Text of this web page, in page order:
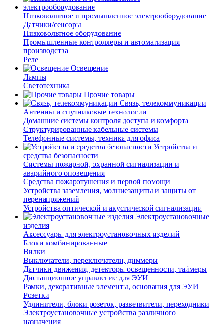
Низковольтное и промышленное электрооборудование
Датчики/сенсоры
Низковольтное оборудование
Промышленные контроллеры и автоматизация
производства
Реле
Освещение
Лампы
Светотехника
Прочие товары
Связь, телекоммуникации
Антенны и спутниковые технологии
Домашние системы контроля доступа и комфорта
Структурированные кабельные системы
Телефонные системы, техника для офиса
Устройства и
средства безопасности
Системы пожарной, охранной сигнализации и
аварийного оповещения
Средства пожаротушения и первой помощи
Устройства заземления, молниезащиты и защиты от
перенапряжений
Устройства оптической и акустической сигнализации
Электроустановочные
изделия
Аксессуары для электроустановочных изделий
Блоки комбинированные
Вилки
Выключатели, переключатели, диммеры
Датчики движения, детекторы освещенности, таймеры
Дистанционное управление для ЭУИ
Рамки, декоративные элементы, основания для ЭУИ
Розетки
Удлинители, блоки розеток, разветвители, переходники
Электроустановочные устройства различного
назначения